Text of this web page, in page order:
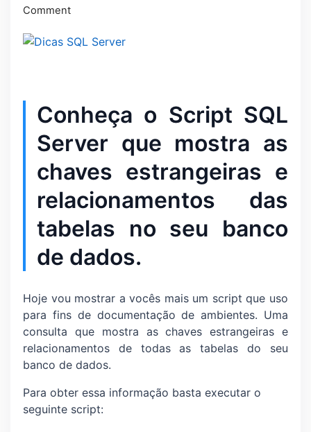
Comment
Conheça o Script SQL
Server que mostra as
chaves estrangeiras e
relacionamentos das
tabelas no seu banco
de dados.
Hoje vou mostrar a vocês mais um script que uso
para fins de documentação de ambientes. Uma
consulta que mostra as chaves estrangeiras e
relacionamentos de todas as tabelas do seu
banco de dados.
Para obter essa informação basta executar o
seguinte script: